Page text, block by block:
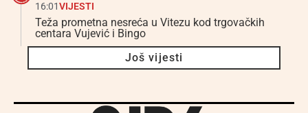
16:01VIJESTI
Teža prometna nesreća u Vitezu kod trgovačkih
centara Vujević i Bingo
Još vijesti